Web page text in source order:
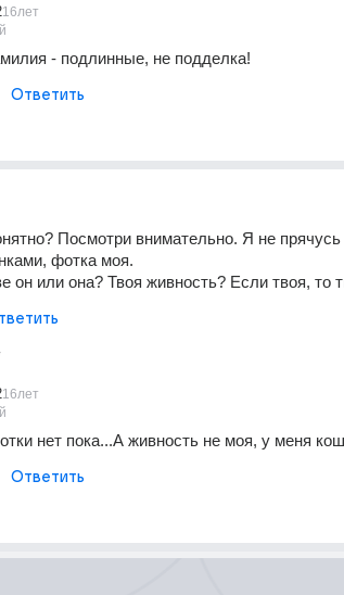
16лет
- подлинные, не подделка!
Ответить
Посмотри внимательно. Я не
фотка моя.
он или она? Твоя живность? Если твоя,
16лет
нет пока...А живность не моя, у меня
Ответить